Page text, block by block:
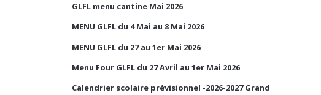
GLFL menu cantine Mai 2026
MENU GLFL du 4 Mai au 8 Mai 2026
MENU GLFL du 27 au 1er Mai 2026
Menu Four GLFL du 27 Avril au 1er Mai 2026
Calendrier scolaire prévisionnel -2026-2027 Grand